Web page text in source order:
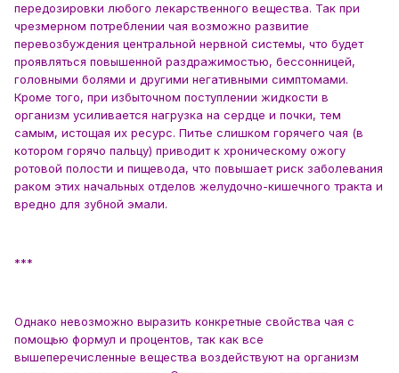
передозировки любого лекарственного вещества. Так при
чрезмерном потреблении чая возможно развитие
перевозбуждения центральной нервной системы, что будет
проявляться повышенной раздражимостью, бессонницей,
головными болями и другими негативными симптомами.
Кроме того, при избыточном поступлении жидкости в
организм усиливается нагрузка на сердце и почки, тем
самым, истощая их ресурс. Питье слишком горячего чая (в
котором горячо пальцу) приводит к хроническому ожогу
ротовой полости и пищевода, что повышает риск заболевания
раком этих начальных отделов желудочно-кишечного тракта и
вредно для зубной эмали.
***
Однако невозможно выразить конкретные свойства чая с
помощью формул и процентов, так как все
вышеперечисленные вещества воздействуют на организм